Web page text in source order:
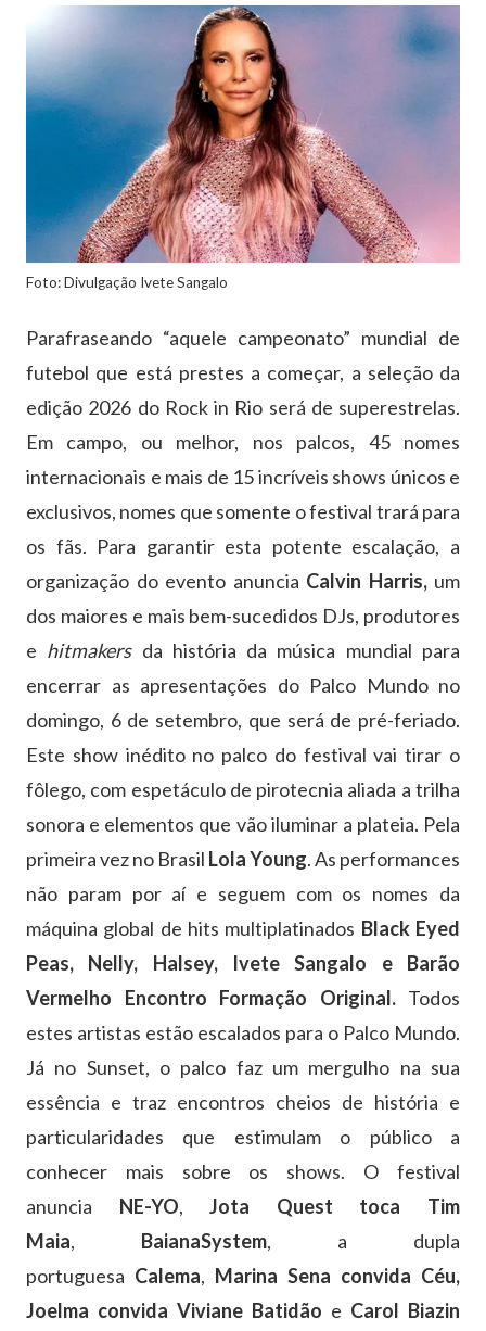
Foto: Divulgação Ivete Sangalo
Parafraseando “aquele campeonato” mundial de
futebol que está prestes a começar, a seleção da
edição 2026 do Rock in Rio será de superestrelas.
Em campo, ou melhor, nos palcos, 45 nomes
internacionais e mais de 15 incríveis shows únicos e
exclusivos, nomes que somente o festival trará para
os fãs. Para garantir esta potente escalação, a
organização do evento anuncia Calvin Harris, um
dos maiores e mais bem-sucedidos DJs, produtores
e hitmakers da história da música mundial para
encerrar as apresentações do Palco Mundo no
domingo, 6 de setembro, que será de pré-feriado.
Este show inédito no palco do festival vai tirar o
fôlego, com espetáculo de pirotecnia aliada a trilha
sonora e elementos que vão iluminar a plateia. Pela
primeira vez no Brasil Lola Young. As performances
não param por aí e seguem com os nomes da
máquina global de hits multiplatinados Black Eyed
Peas, Nelly, Halsey, Ivete Sangalo e Barão
Vermelho Encontro Formação Original. Todos
estes artistas estão escalados para o Palco Mundo.
Já no Sunset, o palco faz um mergulho na sua
essência e traz encontros cheios de história e
particularidades que estimulam o público a
conhecer mais sobre os shows. O festival
anuncia
NE-YO,
Jota Quest toca Tim
Maia, BaianaSystem, a dupla
portuguesa Calema, Marina Sena convida Céu,
Joelma convida Viviane Batidão e Carol Biazin